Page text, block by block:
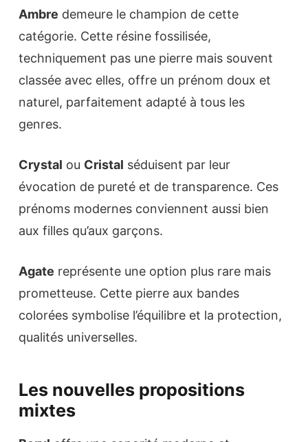
Ambre demeure le champion de cette
catégorie. Cette résine fossilisée,
techniquement pas une pierre mais souvent
classée avec elles, offre un prénom doux et
naturel, parfaitement adapté à tous les
genres.
Crystal ou Cristal séduisent par leur
évocation de pureté et de transparence. Ces
prénoms modernes conviennent aussi bien
aux filles qu’aux garçons.
Agate représente une option plus rare mais
prometteuse. Cette pierre aux bandes
colorées symbolise l’équilibre et la protection,
qualités universelles.
Les nouvelles propositions
mixtes